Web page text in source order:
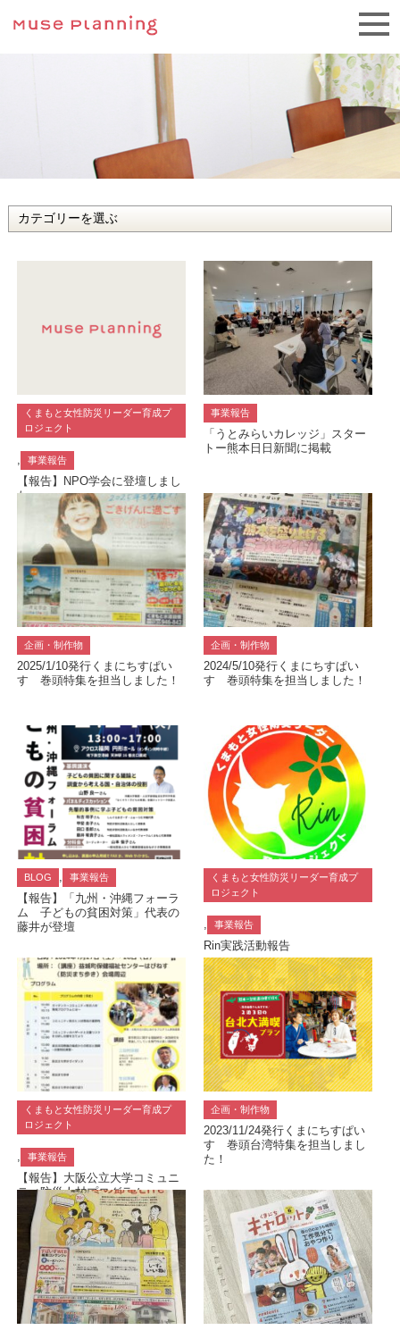
くまもと女性防災リーダー育成プ
ロジェクト
, 事業報告
【報告】NPO学会に登壇しまし
た
事業報告
「うとみらいカレッジ」スター
トー熊本日日新聞に掲載
企画・制作物
2025/1/10発行くまにちすぱい
す 巻頭特集を担当しました！
企画・制作物
2024/5/10発行くまにちすぱい
す 巻頭特集を担当しました！
BLOG , 事業報告
【報告】「九州・沖縄フォーラ
ム 子どもの貧困対策」代表の
藤井が登壇
くまもと女性防災リーダー育成プ
ロジェクト
, 事業報告
Rin実践活動報告
くまもと女性防災リーダー育成プ
ロジェクト
, 事業報告
【報告】大阪公立大学コミュニ
ティ防災人材プログラム
MUSUBOU
企画・制作物
2023/11/24発行くまにちすぱい
す 巻頭台湾特集を担当しまし
た！